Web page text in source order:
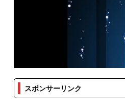
スポンサーリンク